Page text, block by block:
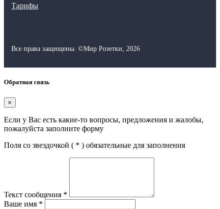
Тарифы
Все права защищены. ©Мир Розетки, 2026
Обратная связь
×
Если у Вас есть какие-то вопросы, предложения и жалобы,
пожалуйста заполните форму
Поля со звездочкой ( * ) обязательные для заполнения
Текст сообщения *
Ваше имя *